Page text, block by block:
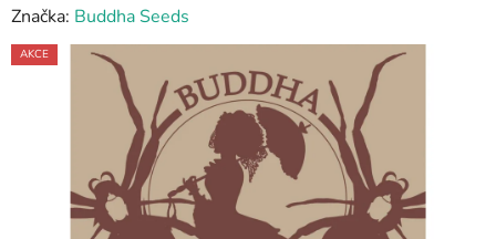
Značka: Buddha Seeds
AKCE